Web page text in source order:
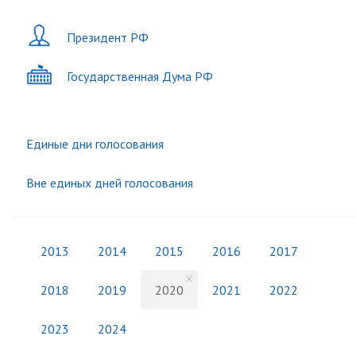
Президент РФ
Государственная Дума РФ
Единые дни голосования
Вне единых дней голосования
2013 2014 2015 2016 2017
2018 2019 2020 2021 2022
2023 2024